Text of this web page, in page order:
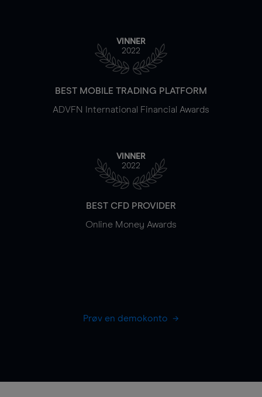
VINNER
2022
BEST MOBILE TRADING PLATFORM
ADVFN International Financial Awards
VINNER
2022
BEST CFD PROVIDER
Online Money Awards
Prøv en demokonto